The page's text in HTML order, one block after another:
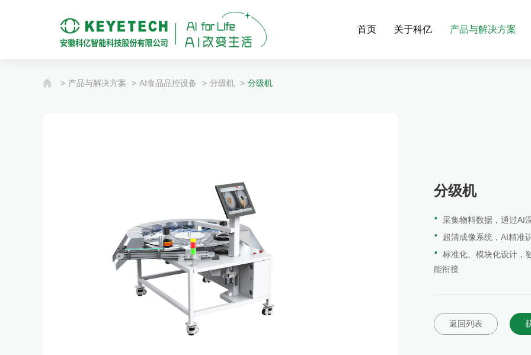
首页 关于科亿 产品与解决方案
> 产品与解决方案 > AI食品品控设备 > 分级机 > 分级机
分级机
·
采集物料数据，通过AI
· 超清成像系统，AI精准
·
标准化、模块化设计，
能衔接
返回列表